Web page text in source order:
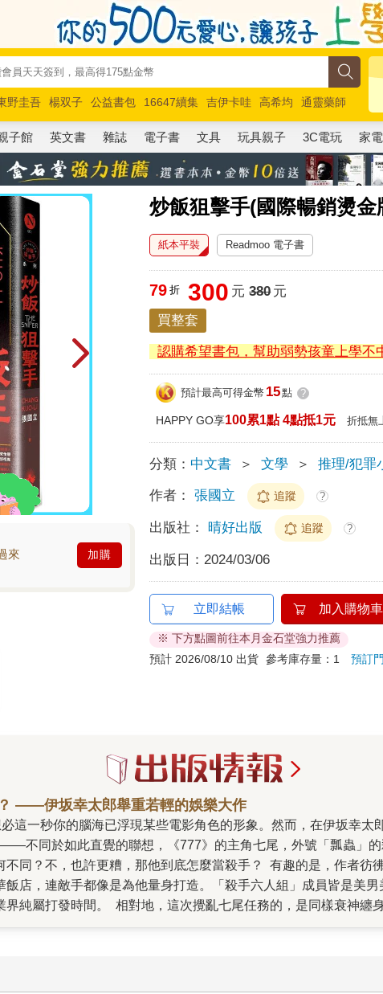
野圭吾 楊双子 公益書包 16647續集 吉伊卡哇 高希均
通靈藥師
賽 路邊攤新作 馬斯克 玩具總動員5 超慢跑
子館 英文書 雜誌 電子書 文具 玩具親子 3C電玩 家電
炒飯狙擊手(國際暢銷燙金
來 加購
紙本平裝 Readmoo 電子書
79 折 300 元 380元
買整套
認購希望書包，幫助弱勢孩童上學不
預計最高可得金幣 15點 ?
HAPPY GO享100累1點 4點抵1元 折抵無
分類： 中文書 ＞ 文學 ＞ 推理/犯罪
作者： 張國立 追蹤 ?
出版社： 晴好出版 追蹤 ?
出版日： 2024/03/06
立即結帳 加入購物車
※ 下方點圖前往本月金石堂強力推薦
預計 2026/08/10 出貨 參考庫存量：1預訂
——伊坂幸太郎舉重若輕的娛樂大作
不同於如此直覺的聯想，《777》的主角七尾，外號「瓢蟲」
同？不，也許更糟，那他到底怎麼當殺手？ 有趣的是，作者彷
店，連敵手都像是為他量身打造。「殺手六人組」成員皆是美
界純屬打發時間。 相對地，這次攪亂七尾任務的，是同樣衰神
但2022年《瓢蟲》改編為好萊塢電影，聽說主演布萊德．彼特
了原本對系列的規畫。 從橫向移動的密室（新幹線列車），到